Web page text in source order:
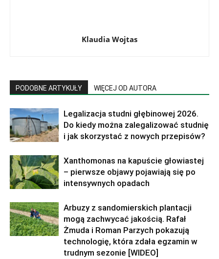
Klaudia Wojtas
PODOBNE ARTYKUŁY WIĘCEJ OD AUTORA
Legalizacja studni głębinowej 2026.
Do kiedy można zalegalizować studnię
i jak skorzystać z nowych przepisów?
Xanthomonas na kapuście głowiastej
– pierwsze objawy pojawiają się po
intensywnych opadach
Arbuzy z sandomierskich plantacji
mogą zachwycać jakością. Rafał
Żmuda i Roman Parzych pokazują
technologię, która zdała egzamin w
trudnym sezonie [WIDEO]